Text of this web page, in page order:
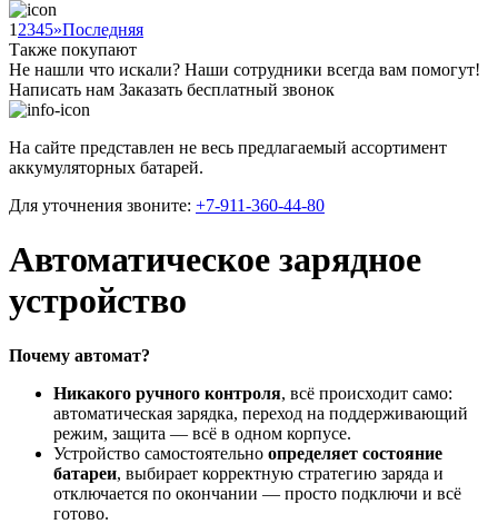
1 2345»Последняя
Также покупают
Не нашли что искали? Наши сотрудники всегда вам помогут!
Написать нам Заказать бесплатный звонок
На сайте представлен не весь предлагаемый ассортимент
аккумуляторных батарей.
Для уточнения звоните: +7-911-360-44-80
Автоматическое зарядное
устройство
Почему автомат?
Никакого ручного контроля, всё происходит само:
автоматическая зарядка, переход на поддерживающий
режим, защита — всё в одном корпусе.
Устройство самостоятельно определяет состояние
батареи, выбирает корректную стратегию заряда и
отключается по окончании — просто подключи и всё
готово.